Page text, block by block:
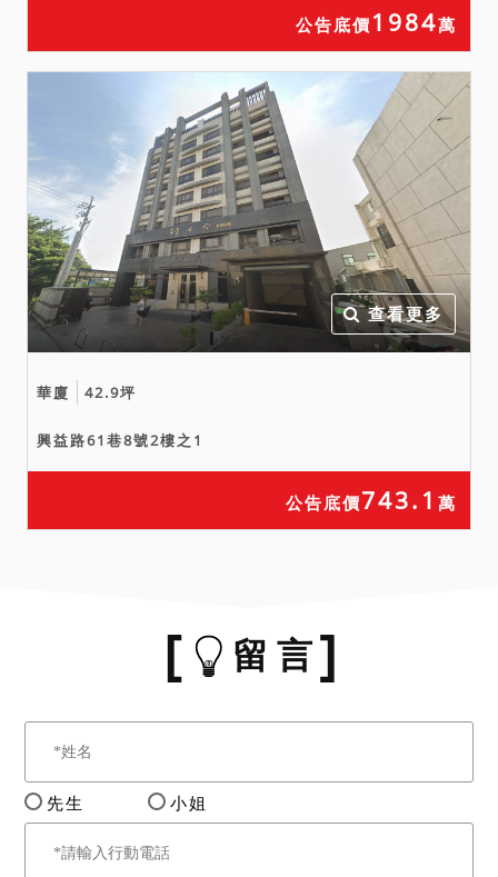
公告底價 1984萬
查看更多
華廈 42.9坪
興益路61巷8號2樓之1
公告底價743.1 萬
留 言
先生 小姐